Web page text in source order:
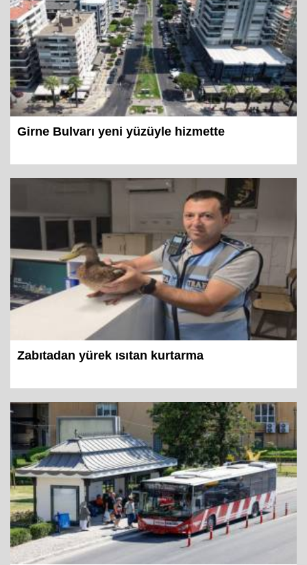
Girne Bulvarı yeni yüzüyle hizmette
Zabıtadan yürek ısıtan kurtarma